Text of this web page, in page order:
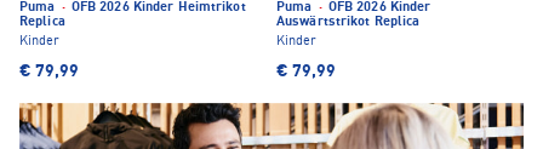
Puma · ÖFB 2026 Kinder Heimtrikot
Replica
Kinder
€ 79,99
Puma · ÖFB 2026 Kinder
Auswärtstrikot Replica
Kinder
€ 79,99